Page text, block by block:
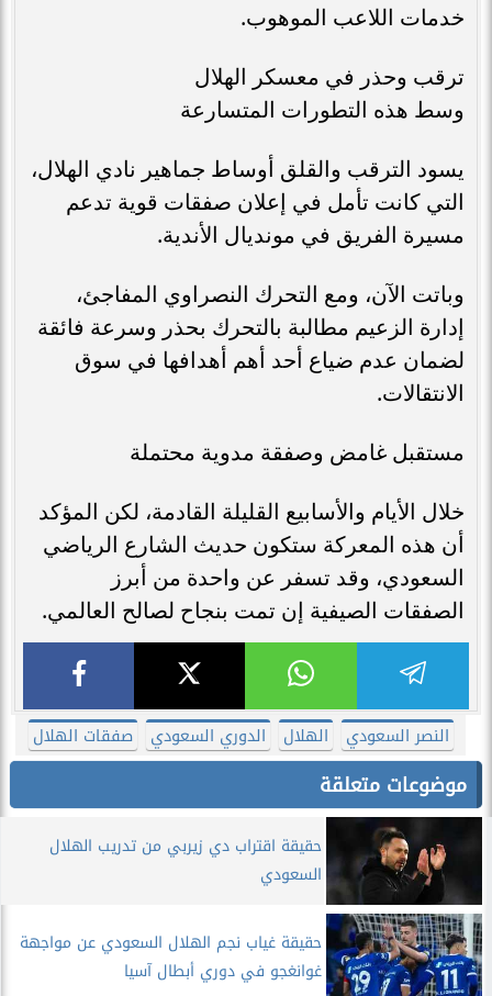
خدمات اللاعب الموهوب.
ترقب وحذر في معسكر الهلال
وسط هذه التطورات المتسارعة
يسود الترقب والقلق أوساط جماهير نادي الهلال،
التي كانت تأمل في إعلان صفقات قوية تدعم
مسيرة الفريق في مونديال الأندية.
وباتت الآن، ومع التحرك النصراوي المفاجئ،
إدارة الزعيم مطالبة بالتحرك بحذر وسرعة فائقة
لضمان عدم ضياع أحد أهم أهدافها في سوق
الانتقالات.
مستقبل غامض وصفقة مدوية محتملة
خلال الأيام والأسابيع القليلة القادمة، لكن المؤكد
أن هذه المعركة ستكون حديث الشارع الرياضي
السعودي، وقد تسفر عن واحدة من أبرز
الصفقات الصيفية إن تمت بنجاح لصالح العالمي.
النصر السعودي الهلال الدوري السعودي صفقات الهلال
موضوعات متعلقة
حقيقة اقتراب دي زيربي من تدريب الهلال
السعودي
حقيقة غياب نجم الهلال السعودي عن مواجهة
غوانغجو في دوري أبطال آسيا